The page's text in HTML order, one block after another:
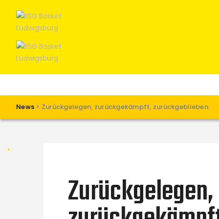
News > Zurückgelegen, zurückgekämpft, zurückgeblieben
Zurückgelegen,